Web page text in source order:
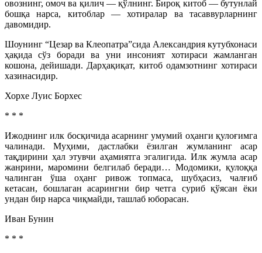
овознинг, омоч ва қилич — қўлнинг. Бироқ китоб — бутунлай
бошқа нарса, китоблар — хотиралар ва тасаввурларнинг
давомидир.
Шоунинг “Цезар ва Клеопатра”сида Александрия кутубхонаси
ҳақида сўз боради ва уни инсоният хотираси жамланган
кошона, дейишади. Дарҳақиқат, китоб одамзотнинг хотираси
хазинасидир.
Хорхе Луис Борхес
* * *
Ижоднинг илк босқичида асарнинг умумий оҳанги қулоғимга
чалинади. Муҳими, дастлабки ёзилган жумланинг асар
тақдирини ҳал этувчи аҳамиятга эгалигида. Илк жумла асар
жанрини, маромини белгилаб беради… Модомики, қулоққа
чалинган ўша оҳанг ривож топмаса, шубҳасиз, чалғиб
кетасан, бошлаган асарингни бир четга суриб қўясан ёки
ундан бир нарса чиқмайди, ташлаб юборасан.
Иван Бунин
* * *